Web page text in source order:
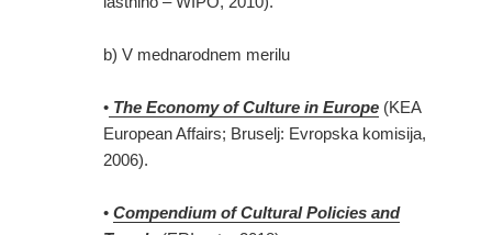
b) V mednarodnem merilu
• The Economy of Culture in Europe (KEA
European Affairs; Bruselj: Evropska komisija,
2006).
•Compendium of Cultural Policies and